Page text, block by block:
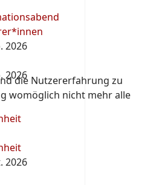
2026
2026
2026
die Nutzererfahrung zu
womöglich nicht mehr alle